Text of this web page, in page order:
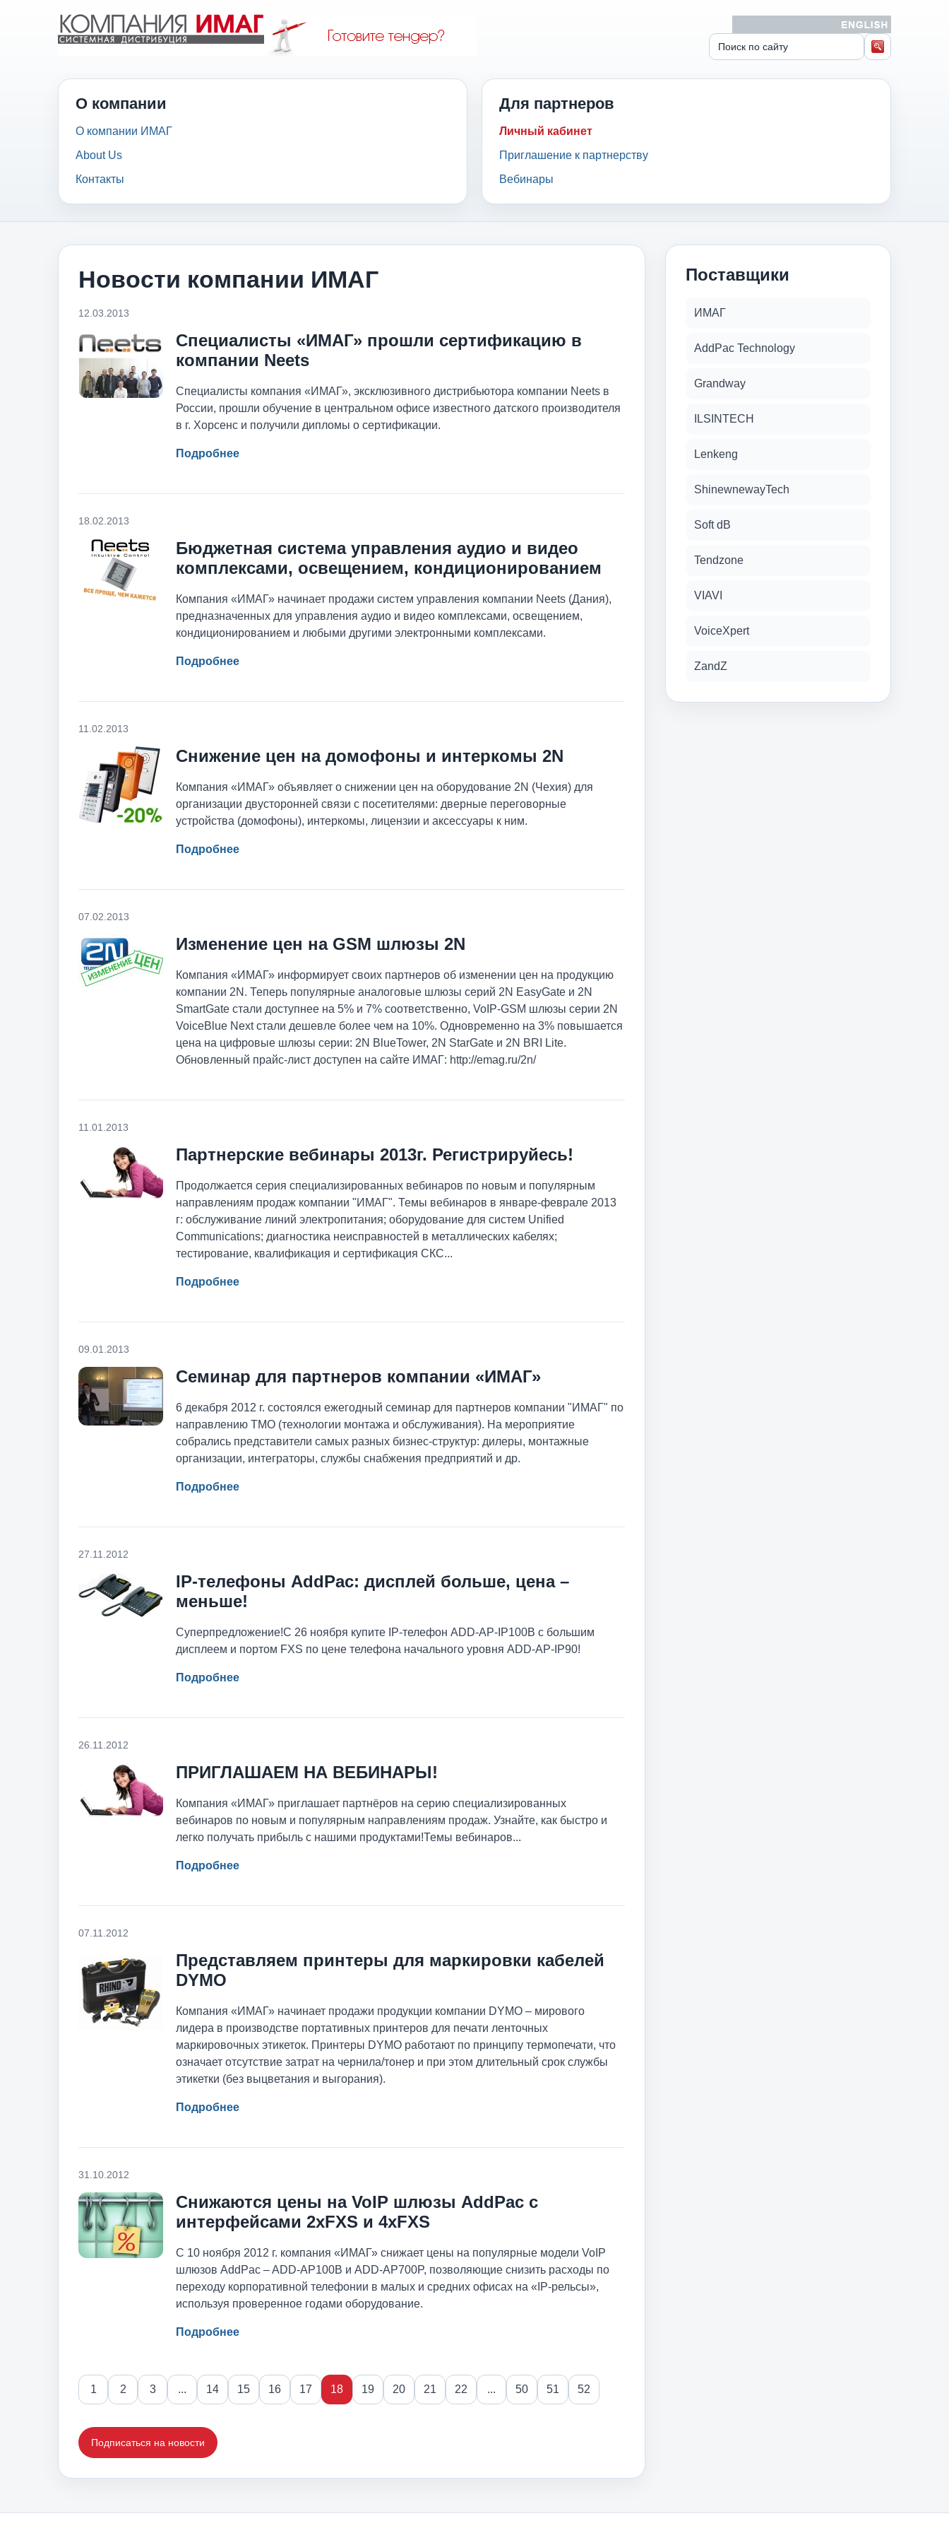
О компании
О компании ИМАГ
About Us
Контакты
Для партнеров
Личный кабинет
Приглашение к партнерству
Вебинары
Новости компании ИМАГ
12.03.2013
Специалисты «ИМАГ» прошли сертификацию в
компании Neets
Специалисты компания «ИМАГ», эксклюзивного дистрибьютора компании Neets в
России, прошли обучение в центральном офисе известного датского производителя
в г. Хорсенс и получили дипломы о сертификации.
Подробнее
18.02.2013
Бюджетная система управления аудио и видео
комплексами, освещением, кондиционированием
Компания «ИМАГ» начинает продажи систем управления компании Neets (Дания),
предназначенных для управления аудио и видео комплексами, освещением,
кондиционированием и любыми другими электронными комплексами.
Подробнее
11.02.2013
Снижение цен на домофоны и интеркомы 2N
Компания «ИМАГ» объявляет о снижении цен на оборудование 2N (Чехия) для
организации двусторонней связи с посетителями: дверные переговорные
устройства (домофоны), интеркомы, лицензии и аксессуары к ним.
Подробнее
07.02.2013
Изменение цен на GSM шлюзы 2N
Компания «ИМАГ» информирует своих партнеров об изменении цен на продукцию
компании 2N. Теперь популярные аналоговые шлюзы серий 2N EasyGate и 2N
SmartGate стали доступнее на 5% и 7% соответственно, VoIP-GSM шлюзы серии 2N
VoiceBlue Next стали дешевле более чем на 10%. Одновременно на 3% повышается
цена на цифровые шлюзы серии: 2N BlueTower, 2N StarGate и 2N BRI Lite.
Обновленный прайс-лист доступен на сайте ИМАГ: http://emag.ru/2n/
11.01.2013
Партнерские вебинары 2013г. Регистрируйесь!
Продолжается серия специализированных вебинаров по новым и популярным
направлениям продаж компании "ИМАГ". Темы вебинаров в январе-феврале 2013
г: обслуживание линий электропитания; оборудование для систем Unified
Communications; диагностика неисправностей в металлических кабелях;
тестирование, квалификация и сертификация СКС...
Подробнее
09.01.2013
Семинар для партнеров компании «ИМАГ»
6 декабря 2012 г. состоялся ежегодный семинар для партнеров компании "ИМАГ" по
направлению ТМО (технологии монтажа и обслуживания). На мероприятие
собрались представители самых разных бизнес-структур: дилеры, монтажные
организации, интеграторы, службы снабжения предприятий и др.
Подробнее
27.11.2012
IP-телефоны AddPac: дисплей больше, цена –
меньше!
Суперпредложение!С 26 ноября купите IP-телефон ADD-AP-IP100B с большим
дисплеем и портом FXS по цене телефона начального уровня ADD-AP-IP90!
Подробнее
26.11.2012
ПРИГЛАШАЕМ НА ВЕБИНАРЫ!
Компания «ИМАГ» приглашает партнёров на серию специализированных
вебинаров по новым и популярным направлениям продаж. Узнайте, как быстро и
легко получать прибыль с нашими продуктами!Темы вебинаров...
Подробнее
07.11.2012
Представляем принтеры для маркировки кабелей
DYMO
Компания «ИМАГ» начинает продажи продукции компании DYMO – мирового
лидера в производстве портативных принтеров для печати ленточных
маркировочных этикеток. Принтеры DYMO работают по принципу термопечати, что
означает отсутствие затрат на чернила/тонер и при этом длительный срок службы
этикетки (без выцветания и выгорания).
Подробнее
31.10.2012
Снижаются цены на VoIP шлюзы AddPac с
интерфейсами 2xFXS и 4xFXS
С 10 ноября 2012 г. компания «ИМАГ» снижает цены на популярные модели VoIP
шлюзов AddPac – ADD-AP100B и ADD-AP700P, позволяющие снизить расходы по
переходу корпоративной телефонии в малых и средних офисах на «IP-рельсы»,
используя проверенное годами оборудование.
Подробнее
1 2 3 ... 14 15 16 17 18 19 20 21 22 ... 50 51 52
Подписаться на новости
Поставщики
ИМАГ
AddPac Technology
Grandway
ILSINTECH
Lenkeng
ShinewnewayTech
Soft dB
Tendzone
VIAVI
VoiceXpert
ZandZ